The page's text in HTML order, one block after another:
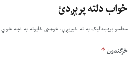
ځواب دلته پرېږدئ
ستاسو برېښناليک به نه خپريږي.غوښتى ځایونه په نښه شوي
څرگندون*